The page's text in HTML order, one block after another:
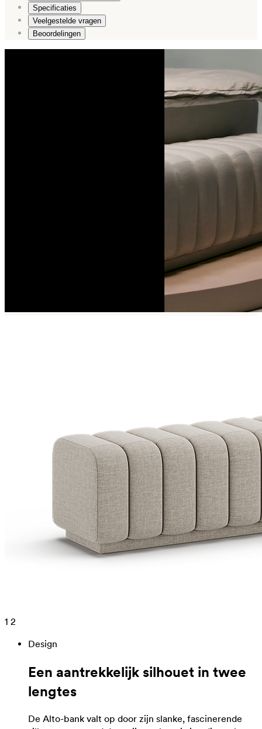
Specificaties
Veelgestelde vragen
Beoordelingen
1 2
Design
Een aantrekkelijk silhouet in twee
lengtes
De Alto-bank valt op door zijn slanke, fascinerende